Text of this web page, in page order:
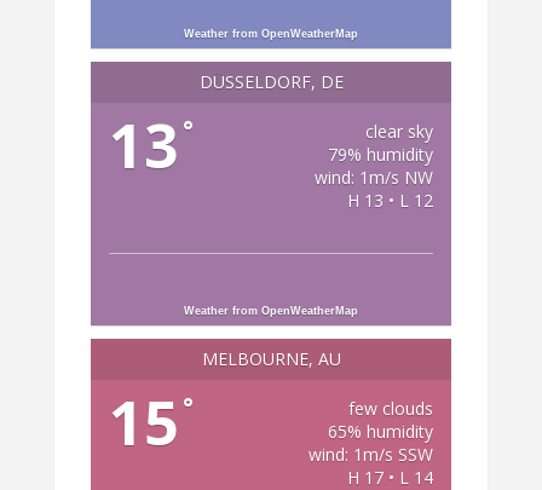
Weather from OpenWeatherMap
DÜSSELDORF, DE
13 °
clear sky
79% humidity
wind: 1m/s NW
H 13 • L 12
Weather from OpenWeatherMap
MELBOURNE, AU
15 °
few clouds
65% humidity
wind: 1m/s SSW
H 17 • L 14